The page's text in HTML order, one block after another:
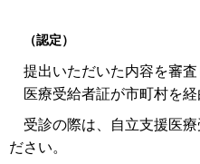
（認定）
提出いただいた内容を審
医療受給者証が市町村を経
受診の際は、自立支援医療
ださい。